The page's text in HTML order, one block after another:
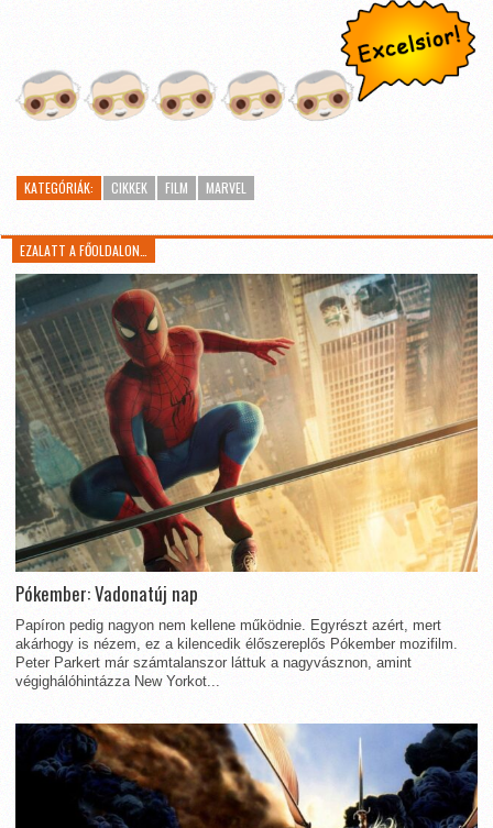
KATEGÓRIÁK: CIKKEK FILM MARVEL
EZALATT A FŐOLDALON…
Pókember: Vadonatúj nap
Papíron pedig nagyon nem kellene működnie. Egyrészt azért, mert
akárhogy is nézem, ez a kilencedik élőszereplős Pókember mozifilm.
Peter Parkert már számtalanszor láttuk a nagyvásznon, amint
végighálóhintázza New Yorkot...